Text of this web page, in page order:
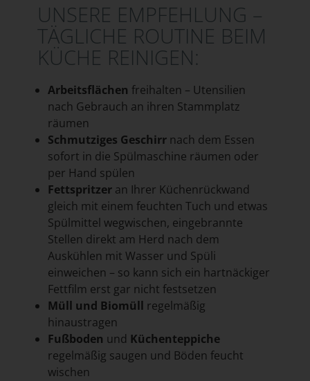
UNSERE EMPFEHLUNG –
TÄGLICHE ROUTINE BEIM
KÜCHE REINIGEN:
Arbeitsflächen freihalten – Utensilien
nach Gebrauch an ihren Stammplatz
räumen
Schmutziges Geschirrnach dem Essen
sofort in die Spülmaschine räumen oder
per Hand spülen
Fettspritzeran Ihrer Küchenrückwand
gleich mit einem feuchten Tuch und etwas
Spülmittel wegwischen, eingebrannte
Stellen direkt am Herd nach dem
Auskühlen mit Wasser und Spüli
einweichen – so kann sich ein hartnäckiger
Fettfilm erst gar nicht festsetzen
Müll und Biomüll regelmäßig
hinaustragen
Fußboden und Küchenteppiche
regelmäßig saugen und Böden feucht
wischen